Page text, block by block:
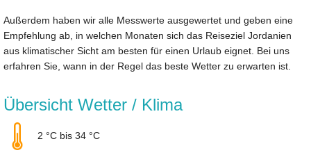
Außerdem haben wir alle Messwerte ausgewertet und geben eine
Empfehlung ab, in welchen Monaten sich das Reiseziel Jordanien
aus klimatischer Sicht am besten für einen Urlaub eignet. Bei uns
erfahren Sie, wann in der Regel das beste Wetter zu erwarten ist.
Übersicht Wetter / Klima
2 °C bis 34 °C